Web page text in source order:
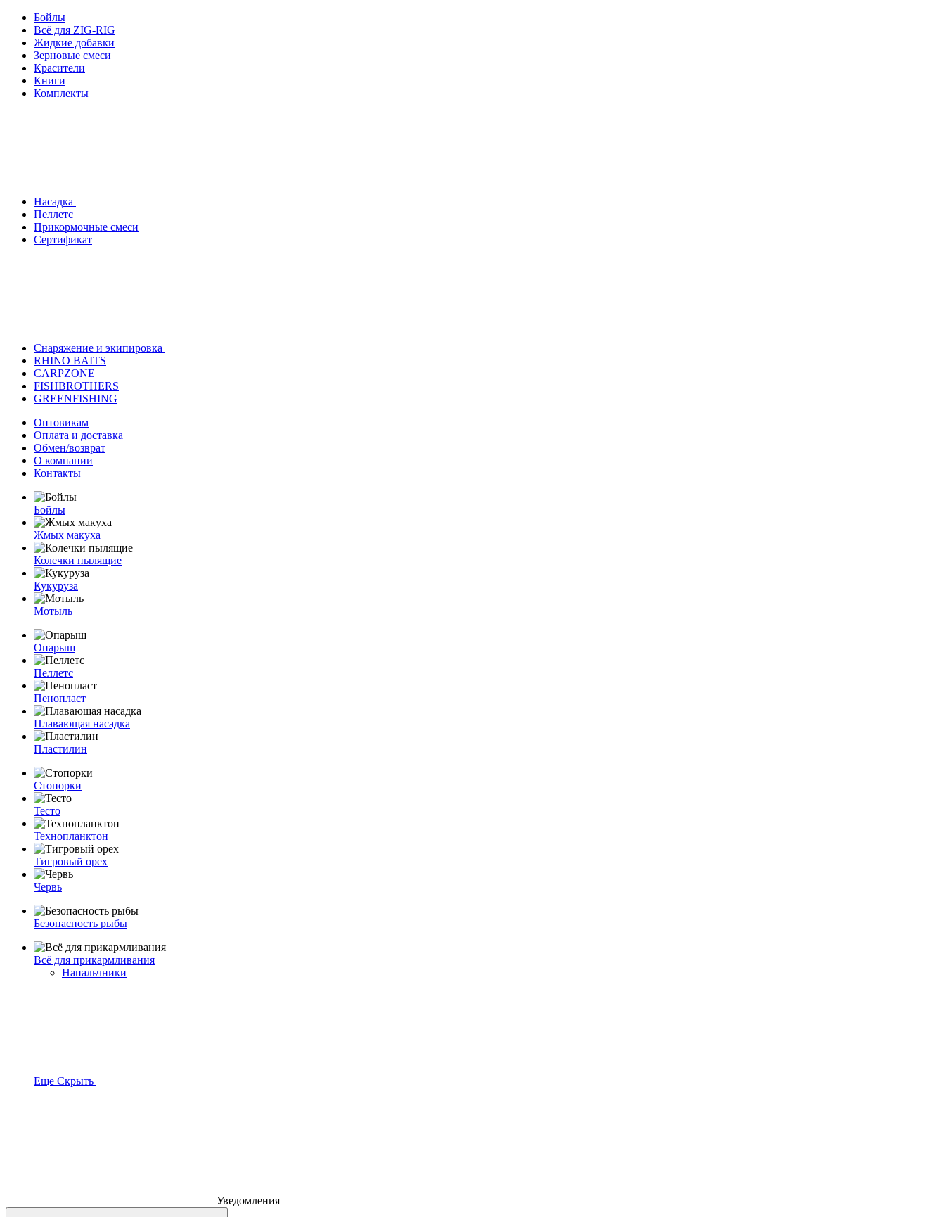
Бойлы
Всё для ZIG-RIG
Жидкие добавки
Зерновые смеси
Красители
Книги
Комплекты
Насадка
Пеллетс
Прикормочные смеси
Сертификат
Снаряжение и экипировка
RHINO BAITS
CARPZONE
FISHBROTHERS
GREENFISHING
Оптовикам
Оплата и доставка
Обмен/возврат
О компании
Контакты
Бойлы
Жмых макуха
Колечки пылящие
Кукуруза
Мотыль
Опарыш
Пеллетс
Пенопласт
Плавающая насадка
Пластилин
Стопорки
Тесто
Технопланктон
Тигровый орех
Червь
Безопасность рыбы
Всё для прикармливания
Напальчники
Еще Скрыть
Уведомления